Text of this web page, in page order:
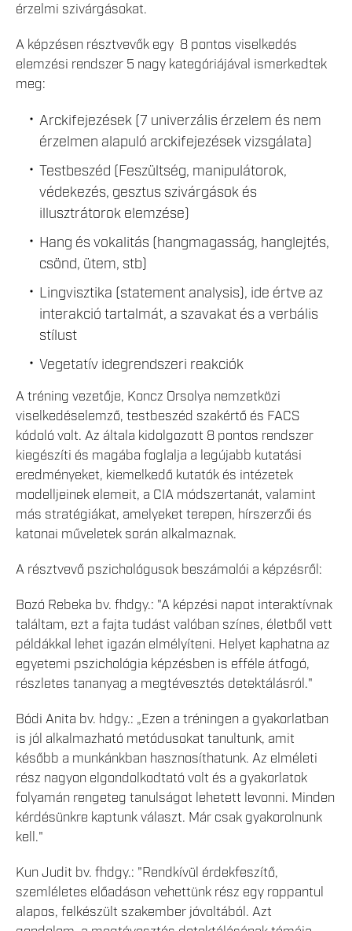
érzelmi szivárgásokat.
A képzésen résztvevők egy 8 pontos viselkedés
elemzési rendszer 5 nagy kategóriájával ismerkedtek
meg:
Arckifejezések (7 univerzális érzelem és nem
érzelmen alapuló arckifejezések vizsgálata)
Testbeszéd (Feszültség, manipulátorok,
védekezés, gesztus szivárgások és
illusztrátorok elemzése)
Hang és vokalitás (hangmagasság, hanglejtés,
csönd, ütem, stb)
Lingvisztika (statement analysis), ide értve az
interakció tartalmát, a szavakat és a verbális
stílust
Vegetatív idegrendszeri reakciók
A tréning vezetője, Koncz Orsolya nemzetközi
viselkedéselemző, testbeszéd szakértő és FACS
kódoló volt. Az általa kidolgozott 8 pontos rendszer
kiegészíti és magába foglalja a legújabb kutatási
eredményeket, kiemelkedő kutatók és intézetek
modelljeinek elemeit, a CIA módszertanát, valamint
más stratégiákat, amelyeket terepen, hírszerzői és
katonai műveletek során alkalmaznak.
A résztvevő pszichológusok beszámolói a képzésről:
Bozó Rebeka bv. fhdgy.: "A képzési napot interaktívnak
találtam, ezt a fajta tudást valóban színes, életből vett
példákkal lehet igazán elmélyíteni. Helyet kaphatna az
egyetemi pszichológia képzésben is efféle átfogó,
részletes tananyag a megtévesztés detektálásról."
Bódi Anita bv. hdgy.: „Ezen a tréningen a gyakorlatban
is jól alkalmazható metódusokat tanultunk, amit
később a munkánkban hasznosíthatunk. Az elméleti
rész nagyon elgondolkodtató volt és a gyakorlatok
folyamán rengeteg tanulságot lehetett levonni. Minden
kérdésünkre kaptunk választ. Már csak gyakorolnunk
kell."
Kun Judit bv. fhdgy.: "Rendkívül érdekfeszítő,
szemléletes előadáson vehettünk rész egy roppantul
alapos, felkészült szakember jóvoltából. Azt